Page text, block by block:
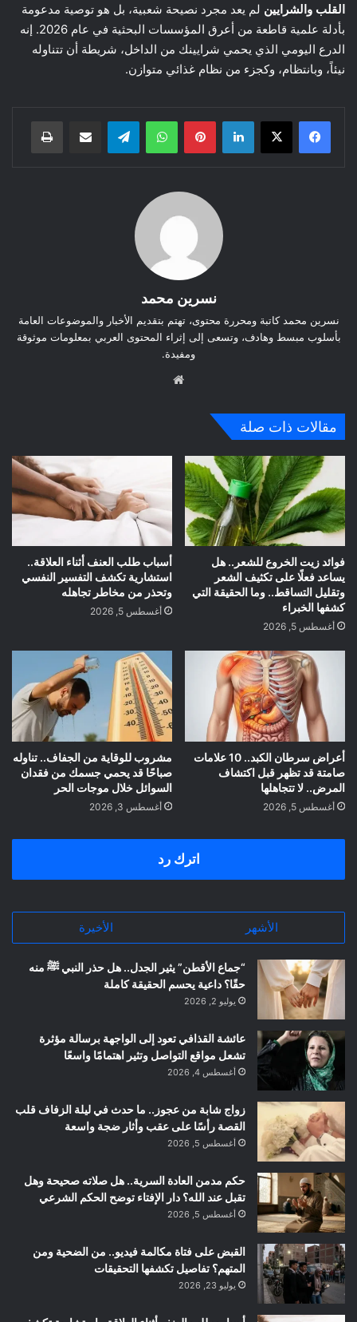
القلب والشرايين لم يعد مجرد نصيحة شعبية، بل هو توصية مدعومة
بأدلة علمية قاطعة من أعرق المؤسسات البحثية في عام 2026. إنه
الدرع اليومي الذي يحمي شرايينك من الداخل، شريطة أن تتناوله
نيئاً، وبانتظام، وكجزء من نظام غذائي متوازن.
لينكدإن بينتيريست واتساب
نسرين محمد
نسرين محمد كاتبة ومحررة محتوى، تهتم بتقديم الأخبار والموضوعات العامة
بأسلوب مبسط وهادف، وتسعى إلى إثراء المحتوى العربي بمعلومات موثوقة
ومفيدة.
مقالات ذات صلة
فوائد زيت الخروع للشعر.. هل
يساعد فعلًا على تكثيف الشعر
وتقليل التساقط.. وما الحقيقة التي
كشفها الخبراء
أغسطس 5, 2026
أسباب طلب العنف أثناء العلاقة..
استشارية تكشف التفسير النفسي
وتحذر من مخاطر تجاهله
أغسطس 5, 2026
أعراض سرطان الكبد.. 10 علامات
صامتة قد تظهر قبل اكتشاف
المرض.. لا تتجاهلها
أغسطس 5, 2026
مشروب للوقاية من الجفاف.. تناوله
صباحًا قد يحمي جسمك من فقدان
السوائل خلال موجات الحر
أغسطس 3, 2026
اترك رد
الأشهر الأخيرة
“جماع الأقطن” يثير الجدل.. هل حذر النبي ﷺ منه
حقًا؟ داعية يحسم الحقيقة كاملة
يوليو 2, 2026
عائشة القذافي تعود إلى الواجهة برسالة مؤثرة
تشعل مواقع التواصل وتثير اهتمامًا واسعًا
أغسطس 4, 2026
زواج شابة من عجوز.. ما حدث في ليلة الزفاف قلب
القصة رأسًا على عقب وأثار ضجة واسعة
أغسطس 5, 2026
حكم مدمن العادة السرية.. هل صلاته صحيحة وهل
تقبل عند الله؟ دار الإفتاء توضح الحكم الشرعي
أغسطس 5, 2026
القبض على فتاة مكالمة فيديو.. من الضحية ومن
المتهم؟ تفاصيل تكشفها التحقيقات
يوليو 23, 2026